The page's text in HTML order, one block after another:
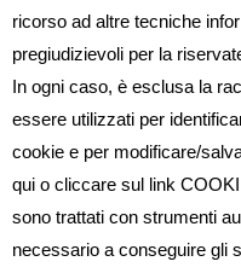
ricorso ad altre tecniche
pregiudizievoli per la
In ogni caso, è esclusa la
essere utilizzati per
cookie e per modificare/
qui o cliccare sul link
sono trattati con strumenti
necessario a conseguire gli